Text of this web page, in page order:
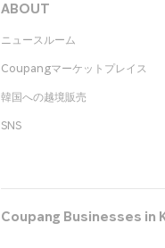
ABOUT
ニュースルーム
Coupangマーケットプレイス
韓国への越境販売
SNS
Coupang Businesses in